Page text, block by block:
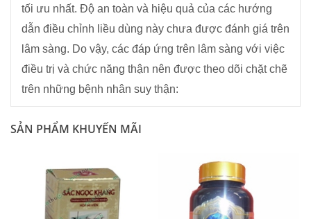
tối ưu nhất. Độ an toàn và hiệu quả của các hướng
dẫn điều chỉnh liều dùng này chưa được đánh giá trên
lâm sàng. Do vậy, các đáp ứng trên lâm sàng với việc
điều trị và chức năng thận nên được theo dõi chặt chẽ
trên những bệnh nhân suy thận:
SẢN PHẨM KHUYẾN MÃI